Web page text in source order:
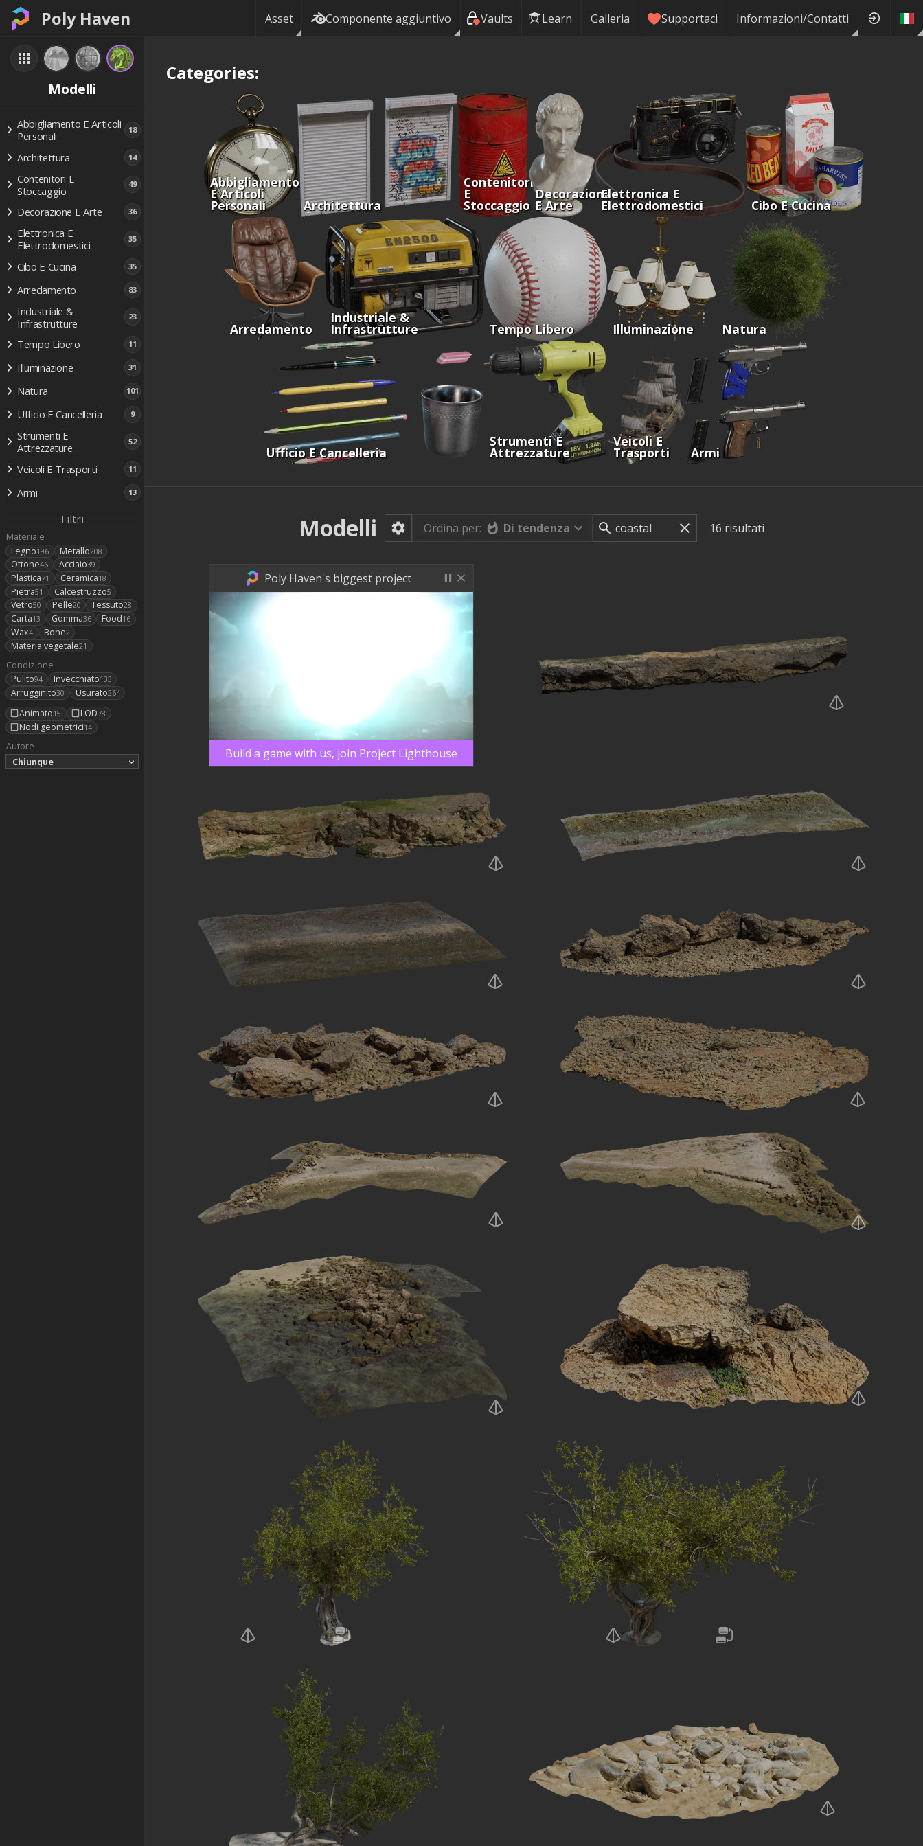
Poly Haven Asset Componente aggiuntivo Vaults Learn Galleria Supportaci Informazioni/Contatti
Modelli
Abbigliamento E Articoli
Personali
18
Architettura 14
Contenitori E
Stoccaggio
49
Decorazione E Arte 36
Elettronica E
Elettrodomestici
35
Cibo E Cucina 35
Arredamento 83
Industriale &
Infrastrutture
23
Tempo Libero 11
Illuminazione 31
Natura 101
Ufficio E Cancelleria 9
Strumenti E
Attrezzature
52
Veicoli E Trasporti 11
Armi 13
Filtri
Materiale
Legno196 Metallo208
Ottone46 Acciaio39
Plastica71 Ceramica18
Pietra51 Calcestruzzo5
Vetro50 Pelle20 Tessuto28
Carta13 Gomma36 Food16
Wax4 Bone2
Materia vegetale21
Condizione
Pulito94 Invecchiato133
Arrugginito30 Usurato264
Animato15 LOD78
Nodi geometrici14
Autore
Chiunque
Categories:
Abbigliamento
E Articoli
Personali Architettura
Contenitori
E
Stoccaggio
Decorazione
E Arte
Elettronica E
Elettrodomestici Cibo E Cucina
Arredamento
Industriale &
Infrastrutture Tempo Libero Illuminazione Natura
Ufficio E Cancelleria
Strumenti E
Attrezzature
Veicoli E
Trasporti Armi
Modelli Ordina per: Di tendenza 16 risultati
Poly Haven's biggest project
Build a game with us, join Project Lighthouse